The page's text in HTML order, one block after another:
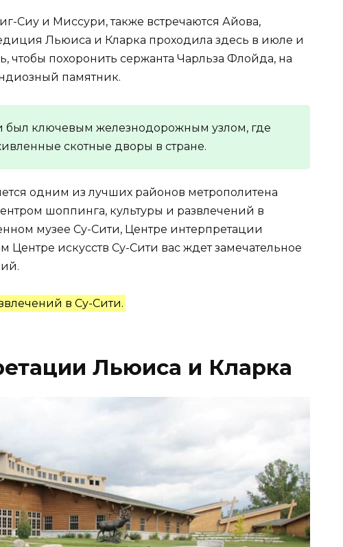
Сиу и Миссури, также встречаются Айова,
Льюиса и Кларка проходила здесь в июле и
чтобы похоронить сержанта Чарльза Флойда, на
памятник.
был ключевым железнодорожным узлом, где
скотные дворы в стране.
одним из лучших районов метрополитена
шоппинга, культуры и развлечений в
музее Су-Сити, Центре интерпретации
искусств Су-Сити вас ждет замечательное
в Су-Сити.
Льюиса и Кларка